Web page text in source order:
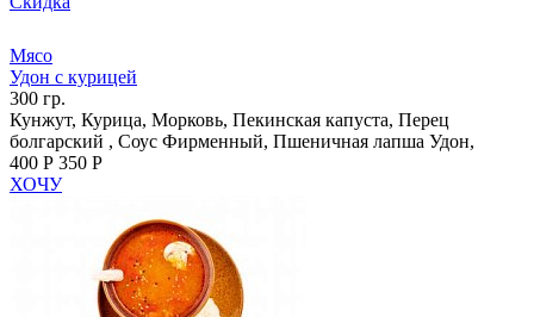
Мясо
Удон с курицей
300 гр.
Кунжут, Курица, Морковь, Пекинская капуста, Перец
болгарский , Соус Фирменный, Пшеничная лапша Удон,
400 Р 350 Р
ХОЧУ